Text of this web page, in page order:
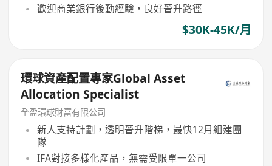
歡迎商業銀行後勤經驗，良好晉升路徑
$30K-45K/月
環球資產配置專家Global Asset
Allocation Specialist
全盈環球財富有限公司
新人支持計劃，透明晉升階梯，最快12月組建團
隊
IFA對接多樣化產品，無需受限單一公司